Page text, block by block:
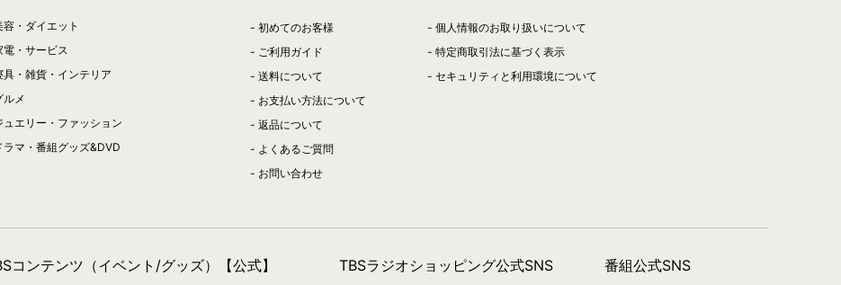
容・ダイエット
電・サービス
具・雑貨・インテリア
ルメ
ュエリー・ファッション
ラマ・番組グッズ&DVD
初めてのお客様
ご利用ガイド
送料について
お支払い方法について
返品について
よくあるご質問
お問い合わせ
個人情報のお取り扱いについて
特定商取引法に基づく表示
セキュリティと利用環境について
コンテンツ（イベント/グッズ）【公式】 TBSラジオショッピング公式SNS 番組公式SNS